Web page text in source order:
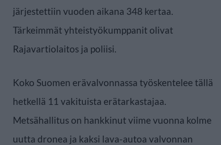
järjestettiin vuoden aikana 348 kertaa.
Tärkeimmät yhteistyökumppanit olivat
Rajavartiolaitos ja poliisi.
Koko Suomen erävalvonnassa työskentelee tällä
hetkellä 11 vakituista erätarkastajaa.
Metsähallitus on hankkinut viime vuonna kolme
uutta dronea ja kaksi lava-autoa valvonnan